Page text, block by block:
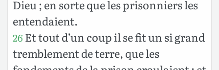
Dieu ; en sorte que les prisonniers les
entendaient.
26 Et tout d’un coup il se fit un si grand
tremblement de terre, que les